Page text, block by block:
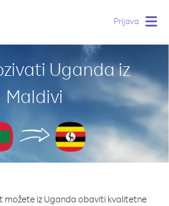
Prijava
Uganda iz
Maldivi
možete iz Uganda obaviti kvalitetne